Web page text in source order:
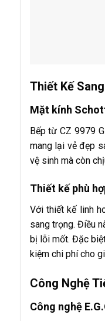
Thiết Kế
Mặt kính
Bếp từ CZ 9979
mang lại vẻ đẹp
vệ sinh mà còn
Thiết kế phù
Với thiết kế linh
sang trọng. Điều
bị lỗi mốt. Đặc
kiệm chi phí cho
Công Nghệ
Công nghệ